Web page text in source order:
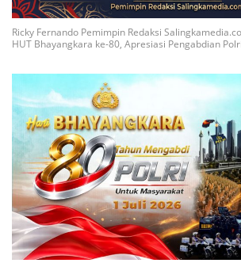
Ricky Fernando Pemimpin Redaksi
HUT Bhayangkara ke-80, Apresiasi Pengabdian